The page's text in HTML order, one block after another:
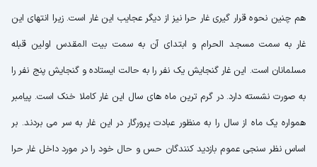
هم چنین نحوه قرار گیری غار حرا نیز از دیگر عجایب این غار است. زیرا انتهای این
غار به سمت مسجد الحرام و ابتدای آن به سمت بیت المقدس اولین قبله
مسلمانان است. این غار گنجایش یک نفر را به حالت ایستاده و گنجایش پنج نفر را
به صورت نشسته دارد. در گرم ترین ماه های سال این غار کاملا خنک است. پیامبر
همواره یک ماه از سال را به منظور عبادت پرورگار در این غار به سر می بردند. بر
اساس نظر سنجی عموم بازدید کنندگان حس و حال خود را در مورد داخل غار حرا